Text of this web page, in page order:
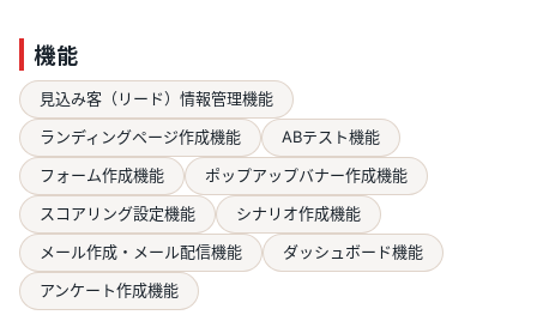
機能
見込み客（リード）情報管理機能
ランディングページ作成機能
ABテスト機能
フォーム作成機能
ポップアップバナー作成機能
スコアリング設定機能
シナリオ作成機能
メール作成・メール配信機能
ダッシュボード機能
アンケート作成機能